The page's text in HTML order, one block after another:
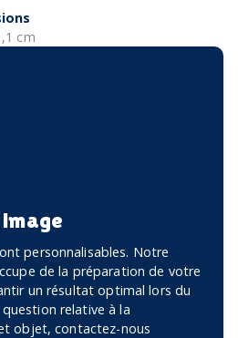
cm
personnalisables. Notre
de la préparation de votre
un résultat optimal lors du
relative à la
objet, contactez-nous